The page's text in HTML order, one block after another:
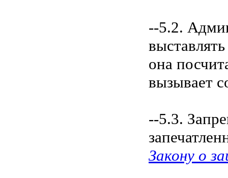
--5.2.
она
вызывает
--5.3.
Закону о